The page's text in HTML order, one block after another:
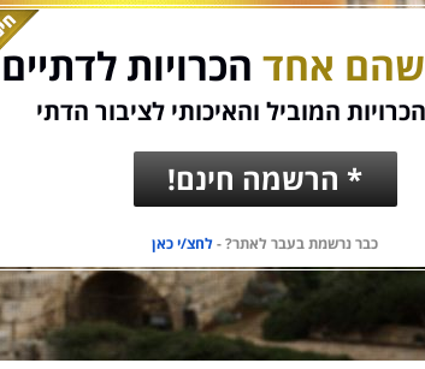
שהם אחד הכרויות לדתיים
המוביל והאיכותי לציבור הדתי
* הרשמה חינם!
כבר נרשמת בעבר לאתר? -לחצ/י כאן